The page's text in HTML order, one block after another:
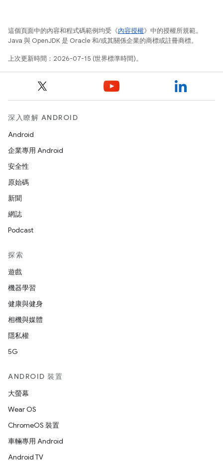
這個頁面中的內容和程式碼範例均受《內容授權》中的授權所規範。
Java 與 OpenJDK 是 Oracle 和/或其關係企業的商標或註冊商標。
上次更新時間：2026-07-15 (世界標準時間)。
深入瞭解 ANDROID
Android
企業專用 Android
安全性
原始碼
新聞
網誌
Podcast
探索
遊戲
機器學習
健康與健身
相機與媒體
隱私權
5G
ANDROID 裝置
大螢幕
Wear OS
ChromeOS 裝置
車輛專用 Android
Android TV